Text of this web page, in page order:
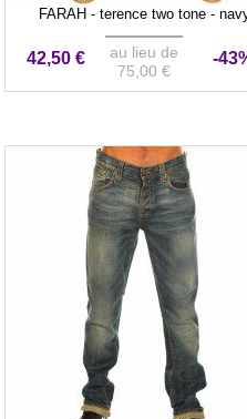
FARAH - terence two tone -
42,50 €
au lieu de
75,00 €
-